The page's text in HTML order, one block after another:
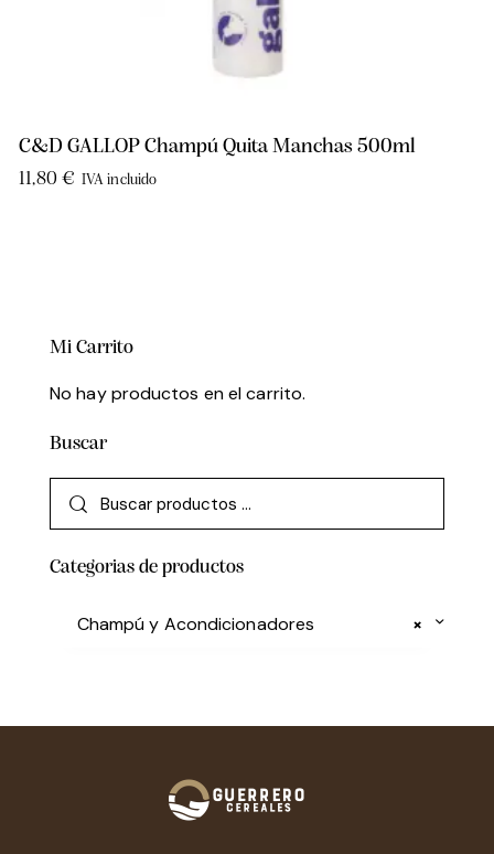
C&D GALLOP Champú Quita Manchas 500ml
11,80 € IVA incluido
Mi Carrito
No hay productos en el carrito.
Buscar
Categorias de productos
×
Champú y Acondicionadores